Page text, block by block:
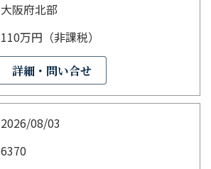
大阪府北部
110万円（非課税）
詳細・問い合せ
2026/08/03
6370